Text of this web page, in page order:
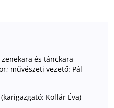
és tánckara
művészeti vezető: Pál
Kollár Éva)